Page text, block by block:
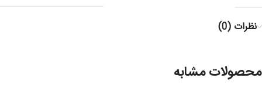
نظرات (0)
محصولات مشابه